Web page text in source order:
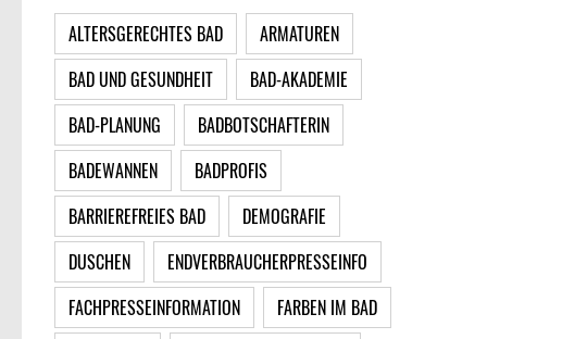
ALTERSGERECHTES BAD
ARMATUREN
BAD UND GESUNDHEIT
BAD-AKADEMIE
BAD-PLANUNG
BADBOTSCHAFTERIN
BADEWANNEN
BADPROFIS
BARRIEREFREIES BAD
DEMOGRAFIE
DUSCHEN
ENDVERBRAUCHERPRESSEINFO
FACHPRESSEINFORMATION
FARBEN IM BAD